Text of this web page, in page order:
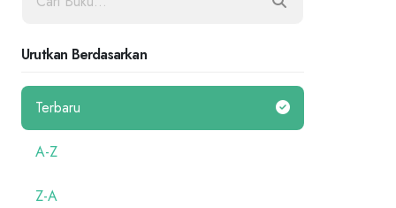
Urutkan Berdasarkan
Terbaru
A-Z
Z-A